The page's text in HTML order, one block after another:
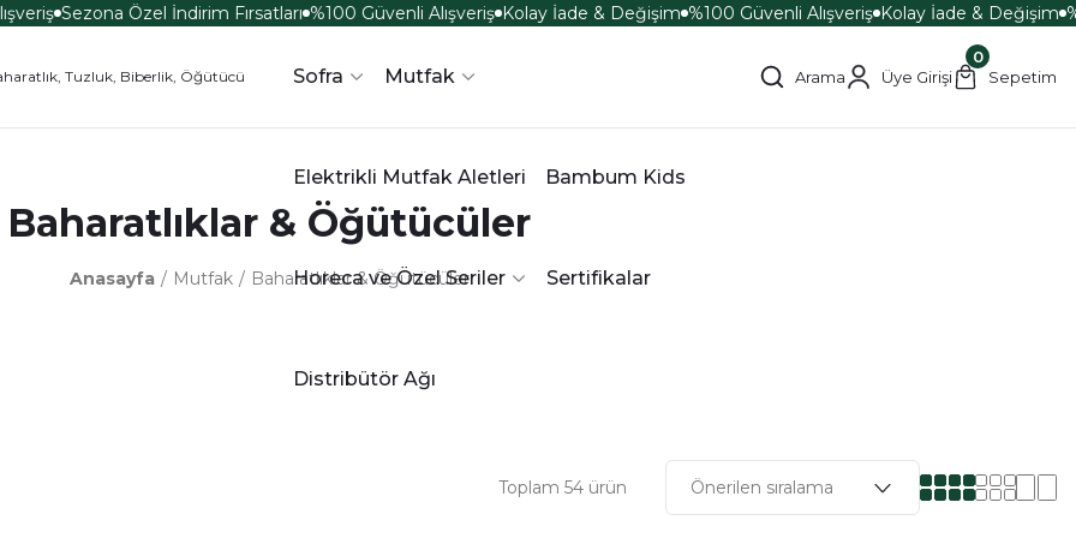
Sezona Özel İndirim Fırsatları %100 Güvenli Alışveriş Kolay İade & Değişim %100 Güvenli Alışveriş Kolay İade & Değişim
Sofra Mutfak
Elektrikli Mutfak Aletleri Bambum Kids
Horeca ve Özel Seriler Sertifikalar
Distribütör Ağı
Arama Üye Girişi
0
Sepetim
Baharatlıklar & Öğütücüler
Anasayfa Mutfak Baharatlıklar & Öğütücüler
Toplam 54 ürün